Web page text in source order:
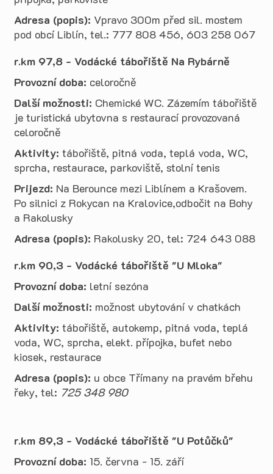
Adresa (popis): Vpravo 300m před sil. mostem
pod obcí Liblín, tel.: 777 808 456, 603 258 067
r.km 97,8 - Vodácké tábořiště Na Rybárně
Provozní doba: celoročně
Další možnosti: Chemické WC. Zázemím tábořiště
je turistická ubytovna s restaurací provozovaná
celoročně
Aktivity: tábořiště, pitná voda, teplá voda, WC,
sprcha, restaurace, parkoviště, stolní tenis
Prijezd: Na Berounce mezi Liblínem a Krašovem.
Po silnici z Rokycan na Kralovice,odbočit na Bohy
a Rakolusky
Adresa (popis): Rakolusky 20, tel: 724 643 088
r.km 90,3 - Vodácké tábořiště "U Mloka"
Provozní doba: letní sezóna
Další možnosti: možnost ubytování v chatkách
Aktivity: tábořiště, autokemp, pitná voda, teplá
voda, WC, sprcha, elekt. přípojka, bufet nebo
kiosek, restaurace
Adresa (popis): u obce Třímany na pravém břehu
řeky, tel: 725 348 980
r.km 89,3 - Vodácké tábořiště "U Potůčků"
Provozní doba: 15. června - 15. září